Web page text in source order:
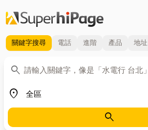
關鍵字搜尋 電話 進階 產品 地址
search
關鍵字
place
地區
search